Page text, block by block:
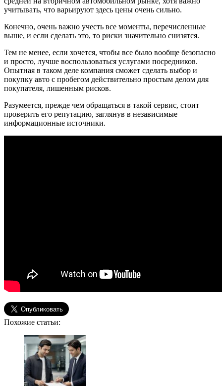
учитывать, что варьируют здесь цены очень сильно.
Конечно, очень важно учесть все моменты, перечисленные
выше, и если сделать это, то риски значительно снизятся.
Тем не менее, если хочется, чтобы все было вообще безопасно
и просто, лучше воспользоваться услугами посредников.
Опытная в таком деле компания сможет сделать выбор и
покупку авто с пробегом действительно простым делом для
покупателя, лишенным рисков.
Разумеется, прежде чем обращаться в такой сервис, стоит
проверить его репутацию, заглянув в независимые
информационные источники.
Похожие статьи: